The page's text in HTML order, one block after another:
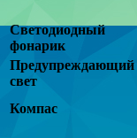
Светодиодный
фонарик
Предупреждающий
свет
Компас